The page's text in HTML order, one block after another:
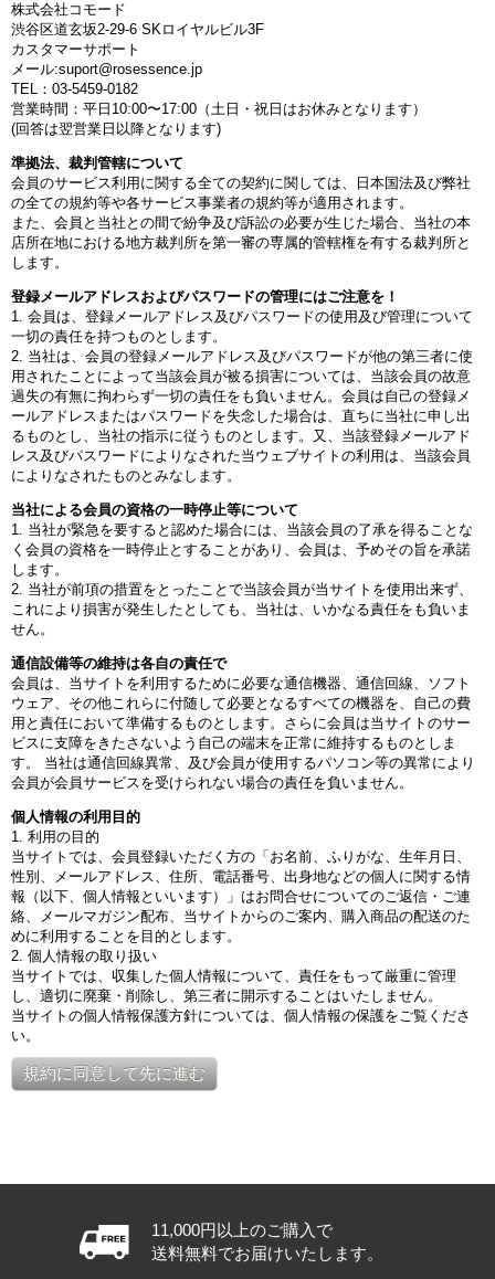
株式会社コモード
渋谷区道玄坂2-29-6 SKロイヤルビル3F
カスタマーサポート
メール:suport@rosessence.jp
TEL：03-5459-0182
営業時間：平日10:00〜17:00（土日・祝日はお休みとなります）
(回答は翌営業日以降となります)
準拠法、裁判管轄について
会員のサービス利用に関する全ての契約に関しては、日本国法及び弊社
の全ての規約等や各サービス事業者の規約等が適用されます。
また、会員と当社との間で紛争及び訴訟の必要が生じた場合、当社の本
店所在地における地方裁判所を第一審の専属的管轄権を有する裁判所と
します。
登録メールアドレスおよびパスワードの管理にはご注意を！
1. 会員は、登録メールアドレス及びパスワードの使用及び管理について
一切の責任を持つものとします。
2. 当社は、会員の登録メールアドレス及びパスワードが他の第三者に使
用されたことによって当該会員が被る損害については、当該会員の故意
過失の有無に拘わらず一切の責任をも負いません。会員は自己の登録メ
ールアドレスまたはパスワードを失念した場合は、直ちに当社に申し出
るものとし、当社の指示に従うものとします。又、当該登録メールアド
レス及びパスワードによりなされた当ウェブサイトの利用は、当該会員
によりなされたものとみなします。
当社による会員の資格の一時停止等について
1. 当社が緊急を要すると認めた場合には、当該会員の了承を得ることな
く会員の資格を一時停止とすることがあり、会員は、予めその旨を承諾
します。
2. 当社が前項の措置をとったことで当該会員が当サイトを使用出来ず、
これにより損害が発生したとしても、当社は、いかなる責任をも負いま
せん。
通信設備等の維持は各自の責任で
会員は、当サイトを利用するために必要な通信機器、通信回線、ソフト
ウェア、その他これらに付随して必要となるすべての機器を、自己の費
用と責任において準備するものとします。さらに会員は当サイトのサー
ビスに支障をきたさないよう自己の端末を正常に維持するものとしま
す。 当社は通信回線異常、及び会員が使用するパソコン等の異常により
会員が会員サービスを受けられない場合の責任を負いません。
個人情報の利用目的
1. 利用の目的
当サイトでは、会員登録いただく方の「お名前、ふりがな、生年月日、
性別、メールアドレス、住所、電話番号、出身地などの個人に関する情
報（以下、個人情報といいます）」はお問合せについてのご返信・ご連
絡、メールマガジン配布、当サイトからのご案内、購入商品の配送のた
めに利用することを目的とします。
2. 個人情報の取り扱い
当サイトでは、収集した個人情報について、責任をもって厳重に管理
し、適切に廃棄・削除し、第三者に開示することはいたしません。
当サイトの個人情報保護方針については、個人情報の保護をご覧くださ
い。
規約に同意して先に進む
11,000円以上のご購入で
送料無料でお届けいたします。